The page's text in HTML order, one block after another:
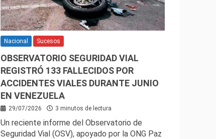
Nacional Sucesos
OBSERVATORIO SEGURIDAD VIAL
REGISTRÓ 133 FALLECIDOS POR
ACCIDENTES VIALES DURANTE JUNIO
EN VENEZUELA
29/07/2026 3 minutos de lectura
Un reciente informe del Observatorio de
Seguridad Vial (OSV), apoyado por la ONG Paz